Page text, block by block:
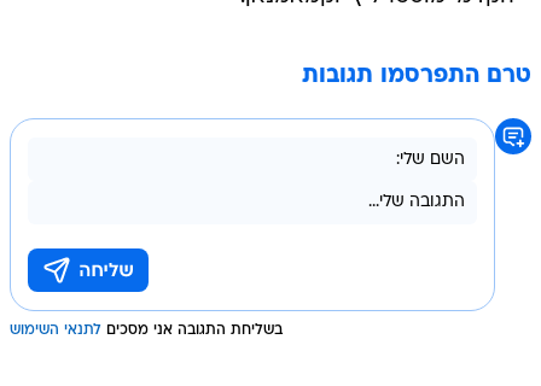
בשליחת התגובה אני מסכים לתנאי השימוש